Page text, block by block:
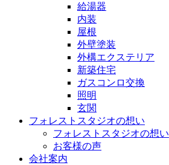
給湯器
内装
屋根
外壁塗装
外構エクステリア
新築住宅
ガスコンロ交換
照明
玄関
フォレストスタジオの想い
フォレストスタジオの想い
お客様の声
会社案内